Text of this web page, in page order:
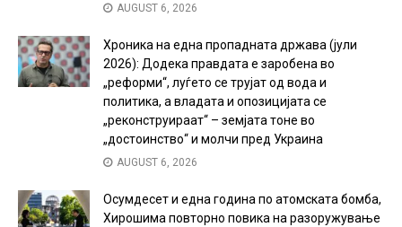
AUGUST 6, 2026
Хроника на една пропадната држава (јули
2026): Додека правдата е заробена во
„реформи“, луѓето се трујат од вода и
политика, а владата и опозицијата се
„реконструираат“ – земјата тоне во
„достоинство“ и молчи пред Украина
AUGUST 6, 2026
Осумдесет и една година по атомската бомба,
Хирошима повторно повика на разоружување